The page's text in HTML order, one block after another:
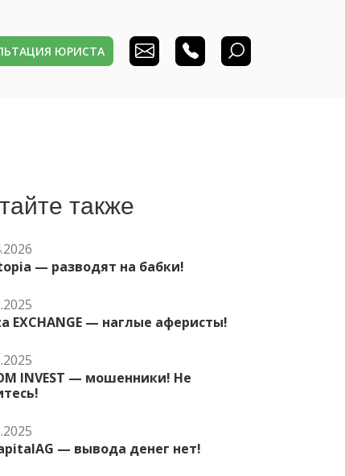
ЮРИСТА
также
— разводят на бабки!
EXCHANGE — наглые аферисты!
INVEST — мошенники! Не
— вывода денег нет!